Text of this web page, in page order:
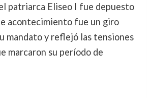
patriarca Eliseo I fue depuesto
acontecimiento fue un giro
mandato y reflejó las tensiones
marcaron su período de